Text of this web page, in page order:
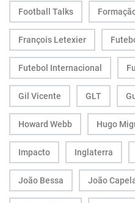
Football Talks
François Letexier
Futebol Internacional
Gil Vicente GLT
Howard Webb Hugo
Impacto Inglaterra
João Bessa João